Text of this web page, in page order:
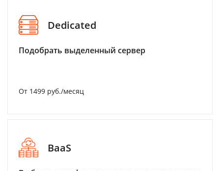
Dedicated
Подобрать выделенный сервер
От 1499 руб./месяц
BaaS